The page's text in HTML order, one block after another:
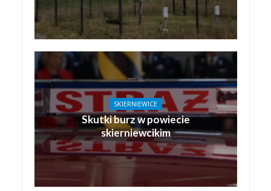
SKIERNIEWICE
Skutki burz w powiecie
skierniewcikim